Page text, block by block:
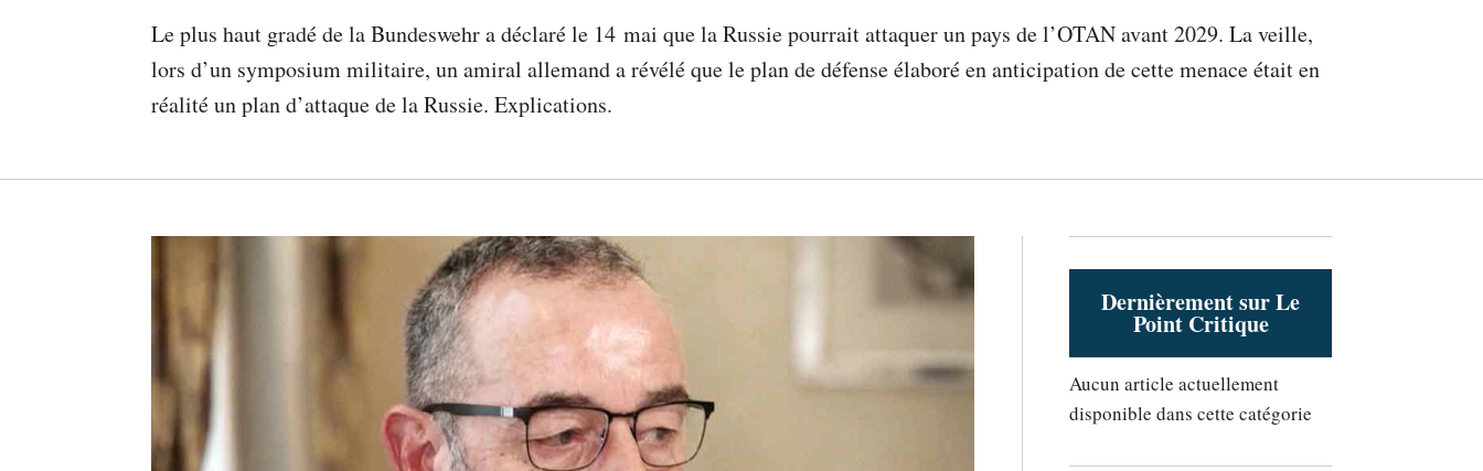
Le plus haut gradé de la Bundeswehr a déclaré le 14 mai que la Russie pourrait attaquer un pays de l’OTAN avant 2029. La veille,
lors d’un symposium militaire, un amiral allemand a révélé que le plan de défense élaboré en anticipation de cette menace était en
réalité un plan d’attaque de la Russie. Explications.
Dernièrement sur Le
Point Critique
Aucun article actuellement
disponible dans cette catégorie